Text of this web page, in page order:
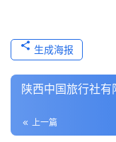
史
文
化
游
生成海报
陕西中国旅行社
上一篇